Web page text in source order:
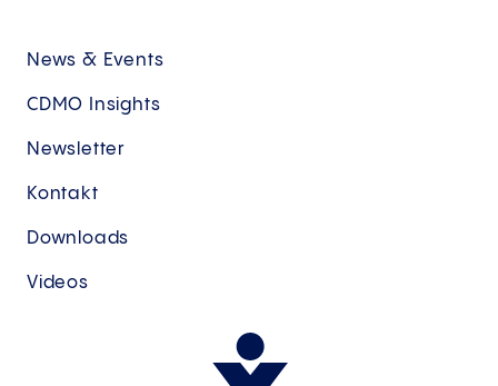
News & Events
CDMO Insights
Newsletter
Kontakt
Downloads
Videos